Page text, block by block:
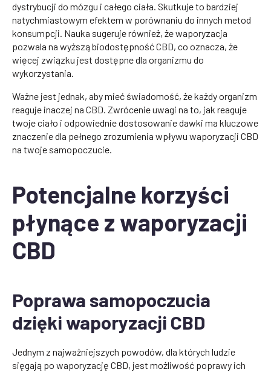
dystrybucji do mózgu i całego ciała. Skutkuje to bardziej
natychmiastowym efektem w porównaniu do innych metod
konsumpcji. Nauka sugeruje również, że waporyzacja
pozwala na wyższą biodostępność CBD, co oznacza, że
więcej związku jest dostępne dla organizmu do
wykorzystania.
Ważne jest jednak, aby mieć świadomość, że każdy organizm
reaguje inaczej na CBD. Zwrócenie uwagi na to, jak reaguje
twoje ciało i odpowiednie dostosowanie dawki ma kluczowe
znaczenie dla pełnego zrozumienia wpływu waporyzacji CBD
na twoje samopoczucie.
Potencjalne korzyści
płynące z waporyzacji
CBD
Poprawa samopoczucia
dzięki waporyzacji CBD
Jednym z najważniejszych powodów, dla których ludzie
sięgają po waporyzację CBD, jest możliwość poprawy ich